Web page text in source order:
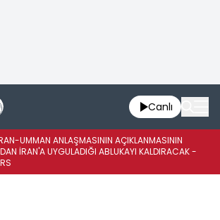
Canlı
UMMAN ANLAŞMASININ AÇIKLANMASININ
İRAN'A UYGULADIĞI ABLUKAYI KALDIRACAK -